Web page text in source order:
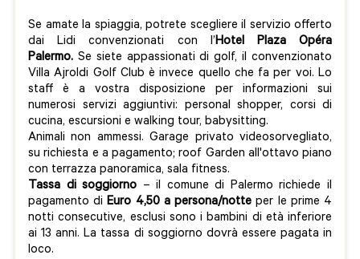
Se amate la spiaggia, potrete scegliere il servizio offerto
dai Lidi convenzionati con l’Hotel Plaza Opéra
Palermo. Se siete appassionati di golf, il convenzionato
Villa Ajroldi Golf Club è invece quello che fa per voi. Lo
staff è a vostra disposizione per informazioni sui
numerosi servizi aggiuntivi: personal shopper, corsi di
cucina, escursioni e walking tour, babysitting.
Animali non ammessi. Garage privato videosorvegliato,
su richiesta e a pagamento; roof Garden all'ottavo piano
con terrazza panoramica, sala fitness.
Tassa di soggiorno – il comune di Palermo richiede il
pagamento diEuro 4,50 a persona/notte per le prime 4
notti consecutive, esclusi sono i bambini di età inferiore
ai 13 anni. La tassa di soggiorno dovrà essere pagata in
loco.